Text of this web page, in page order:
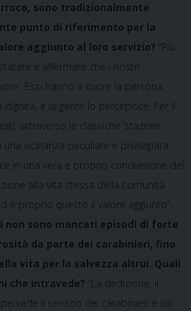
sono tradizionalmente
punto di riferimento per la
aggiunto al loro servizio? “Più
e affermare che i nostri
Essi hanno a cuore la persona
e la gente lo percepisce. Per il
attraverso le classiche ‘stazioni’,
vicinanza peculiare e privilegiata
in una vera e proprio condivisione del
alla vita stessa della comunità
è proprio questo il valore aggiunto”.
non sono mancati episodi di forte
da parte dei carabinieri, fino
vita per la salvezza altrui. Quali
che intravede? “La dedizione, il
il servizio dei carabinieri è ciò